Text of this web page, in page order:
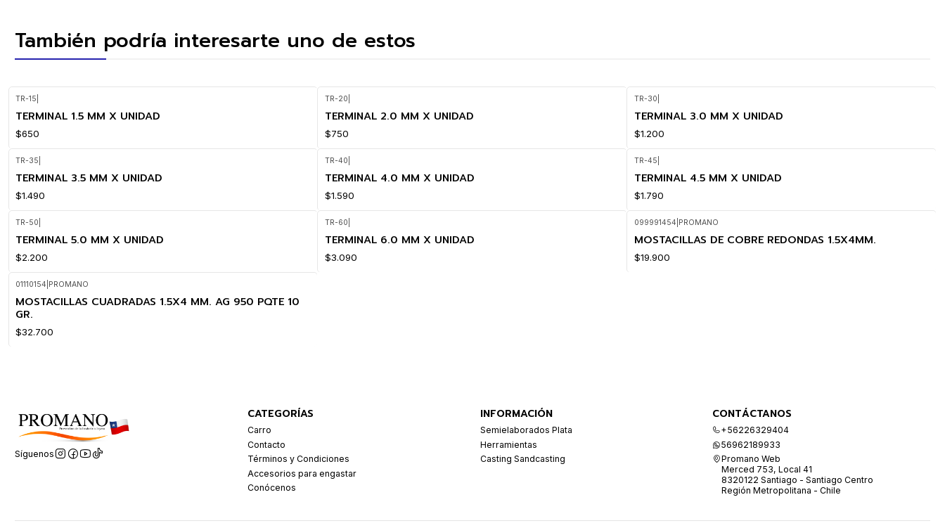
También podría interesarte uno de estos
TR-15
TERMINAL 1.5 MM X UNIDAD
$650
TR-20
TERMINAL 2.0 MM X UNIDAD
$750
TR-30
TERMINAL 3.0 MM X UNIDAD
$1.200
TR-35
TERMINAL 3.5 MM X UNIDAD
$1.490
TR-40
TERMINAL 4.0 MM X UNIDAD
$1.590
TR-45
TERMINAL 4.5 MM X UNIDAD
$1.790
TR-50
TERMINAL 5.0 MM X UNIDAD
$2.200
TR-60
TERMINAL 6.0 MM X UNIDAD
$3.090
099991454 PROMANO
MOSTACILLAS DE COBRE REDONDAS 1.5X4MM.
$19.900
01110154 PROMANO
MOSTACILLAS CUADRADAS 1.5X4 MM. AG 950 PQTE 10
GR.
$32.700
Síguenos
CATEGORÍAS
Carro
Contacto
Términos y Condiciones
Accesorios para engastar
Conócenos
INFORMACIÓN
Semielaborados Plata
Herramientas
Casting Sandcasting
CONTÁCTANOS
+56226329404
56962189933
Promano Web
Merced 753, Local 41
8320122 Santiago - Santiago Centro
Región Metropolitana - Chile